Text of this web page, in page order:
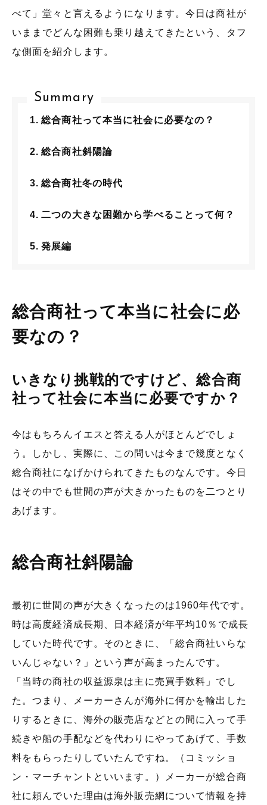
べて」堂々と言えるようになります。今日は商社が
いままでどんな困難も乗り越えてきたという、タフ
な側面を紹介します。
Summary
総合商社って本当に社会に必要なの？
総合商社斜陽論
総合商社冬の時代
二つの大きな困難から学べることって何？
発展編
総合商社って本当に社会に必
要なの？
いきなり挑戦的ですけど、総合商
社って社会に本当に必要ですか？
今はもちろんイエスと答える人がほとんどでしょ
う。しかし、実際に、この問いは今まで幾度となく
総合商社になげかけられてきたものなんです。今日
はその中でも世間の声が大きかったものを二つとり
あげます。
総合商社斜陽論
最初に世間の声が大きくなったのは1960年代です。
時は高度経済成長期、日本経済が年平均10％で成長
していた時代です。そのときに、「総合商社いらな
いんじゃない？」という声が高まったんです。
「当時の商社の収益源泉は主に売買手数料」でし
た。つまり、メーカーさんが海外に何かを輸出した
りするときに、海外の販売店などとの間に入って手
続きや船の手配などを代わりにやってあげて、手数
料をもらったりしていたんですね。（コミッショ
ン・マーチャントといいます。）メーカーが総合商
社に頼んでいた理由は海外販売網について情報を持